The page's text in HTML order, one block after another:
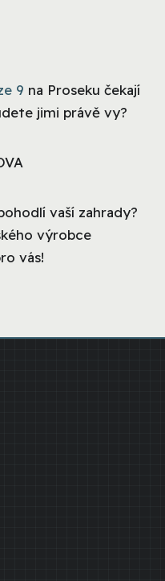
9 na Proseku čekají
jimi právě vy?
vaší zahrady?
výrobce
vás!